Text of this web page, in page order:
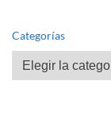
Categorías
Categorías